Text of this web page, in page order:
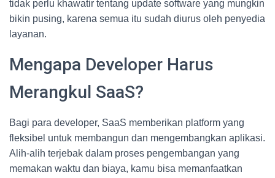
tidak perlu khawatir tentang update software yang mungkin
bikin pusing, karena semua itu sudah diurus oleh penyedia
layanan.
Mengapa Developer Harus
Merangkul SaaS?
Bagi para developer, SaaS memberikan platform yang
fleksibel untuk membangun dan mengembangkan aplikasi.
Alih-alih terjebak dalam proses pengembangan yang
memakan waktu dan biaya, kamu bisa memanfaatkan